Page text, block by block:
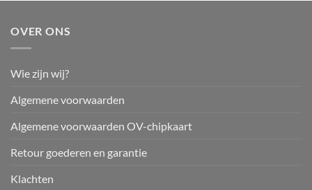
OVER ONS
Wie zijn wij?
Algemene voorwaarden
Algemene voorwaarden OV-chipkaart
Retour goederen en garantie
Klachten